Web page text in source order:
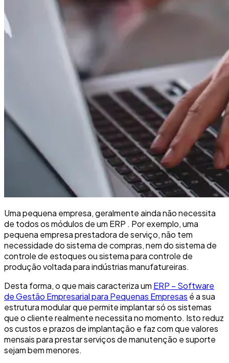
Uma pequena empresa, geralmente ainda não necessita
de todos os módulos de um ERP . Por exemplo, uma
pequena empresa prestadora de serviço, não tem
necessidade do sistema de compras, nem do sistema de
controle de estoques ou sistema para controle de
produção voltada para indústrias manufatureiras.
Desta forma, o que mais caracteriza um ERP – Software
de Gestão Empresarial para Pequenas Empresas é a sua
estrutura modular que permite implantar só os sistemas
que o cliente realmente necessita no momento. Isto reduz
os custos e prazos de implantação e faz com que valores
mensais para prestar serviços de manutenção e suporte
sejam bem menores.